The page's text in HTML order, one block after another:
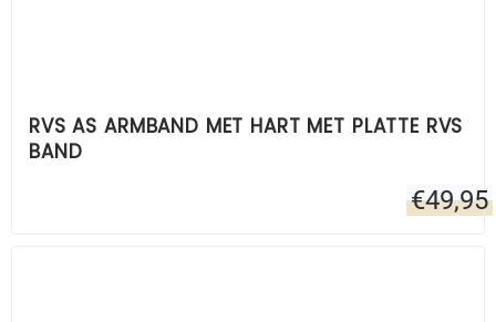
RVS AS ARMBAND MET HART MET PLATTE RVS
BAND
€49,95